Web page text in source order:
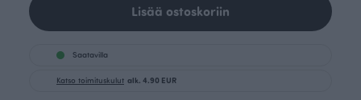
Lisää ostoskoriin
Saatavilla
Katso toimituskulut alk. 4.90 EUR